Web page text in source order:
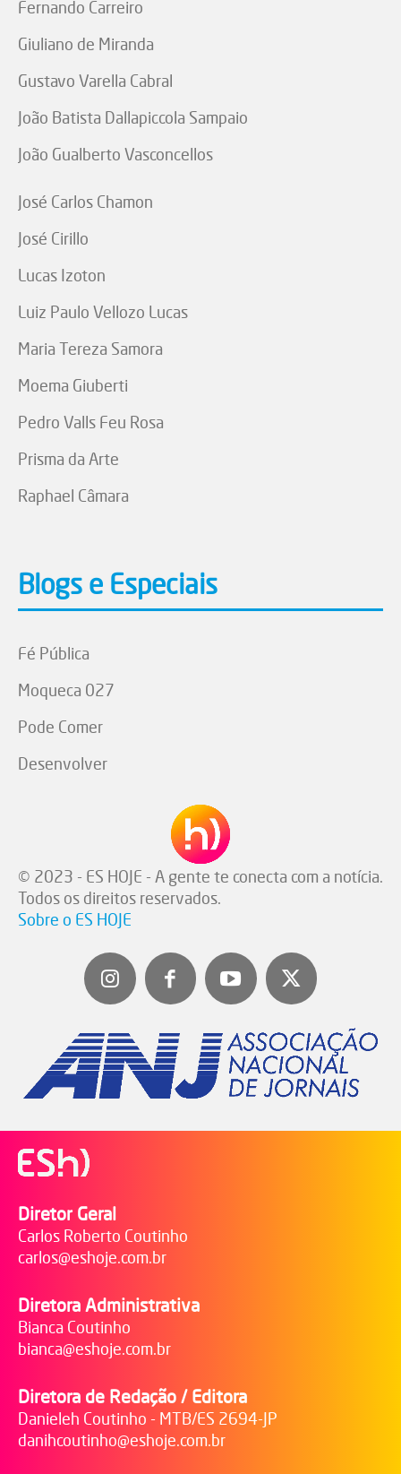
Fernando Carreiro
Giuliano de Miranda
Gustavo Varella Cabral
João Batista Dallapiccola Sampaio
João Gualberto Vasconcellos
José Carlos Chamon
José Cirillo
Lucas Izoton
Luiz Paulo Vellozo Lucas
Maria Tereza Samora
Moema Giuberti
Pedro Valls Feu Rosa
Prisma da Arte
Raphael Câmara
Blogs e Especiais
Fé Pública
Moqueca 027
Pode Comer
Desenvolver
© 2023 - ES HOJE - A gente te conecta com a notícia.
Todos os direitos reservados.
Sobre o ES HOJE
Diretor Geral
Carlos Roberto Coutinho
carlos@eshoje.com.br
Diretora Administrativa
Bianca Coutinho
bianca@eshoje.com.br
Diretora de Redação / Editora
Danieleh Coutinho - MTB/ES 2694-JP
danihcoutinho@eshoje.com.br